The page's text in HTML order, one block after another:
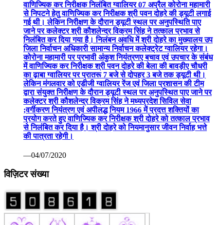
वाणिज्यिक कर निरीक्षक निलंबित ग्वालियर 07 अप्रैल कोरोना महामारी
से निपटने हेतु वाणिज्यिक कर निरीक्षक श्री पवन दोहरे की ड्यूटी लगाई
गई थी। लेकिन निरीक्षण के दौरान ड्यूटी स्थल पर अनुपस्थिति पाए
जाने पर कलेक्टर श्री कौशलेन्द्र विक्रम सिंह ने तत्काल प्रभाव से
निलंबित कर दिया गया है। निलंबन अवधि में श्री दोहरे का मुख्यालय उप
जिला निर्वाचन अधिकारी सामान्य निर्वाचन कलेक्ट्रेट ग्वालियर रहेगा।
कोरोना महामारी पर प्रभावी अंकुश नियंत्रणए बचाव एवं उपचार के संबंध
में वाणिज्यिक कर निरीक्षक श्री पवन दोहरे की बेला की बावड़ीए चौधरी
का ढ़ाबा ग्वालियर पर प्रातरू 7 बजे से दोपहर 3 बजे तक ड्यूटी थी।
लेकिन मंगलवार को एडीजी ग्वालियर रेंज एवं जिला प्रशासन की टीम
द्वारा संयुक्त निरीक्षण के दौरान ड्यूटी स्थल पर अनुपस्थित पाए जाने पर
कलेक्टर श्री कौशलेन्द्र विक्रम सिंह ने मध्यप्रदेश सिविल सेवा
;वर्गीकरण नियंत्रण एवं अपीलद्ध नियम 1966 में प्रदत्त शक्तियों का
प्रयोग करते हुए वाणिज्यिक कर निरीक्षक श्री दोहरे को तत्काल प्रभाव
से निलंबित कर दिया है। श्री दोहरे को नियमानुसार जीवन निर्वाह भत्ते
की पात्रता रहेगी।
—04/07/2020
विज़िटर संख्या